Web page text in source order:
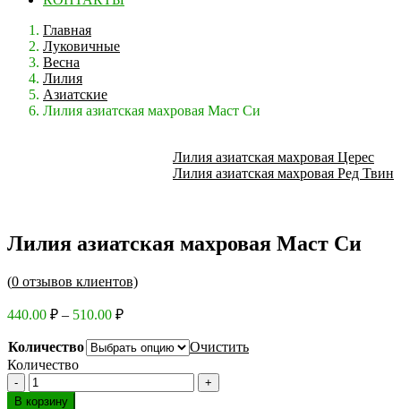
Главная
Луковичные
Весна
Лилия
Азиатские
Лилия азиатская махровая Маст Си
Лилия азиатская махровая Церес
Лилия азиатская махровая Ред Твин
Лилия азиатская махровая Маст Си
(0 отзывов клиентов)
440.00 ₽ – 510.00 ₽Диапазон
440.00 ₽
Количество
Очистить
Количество
В корзину